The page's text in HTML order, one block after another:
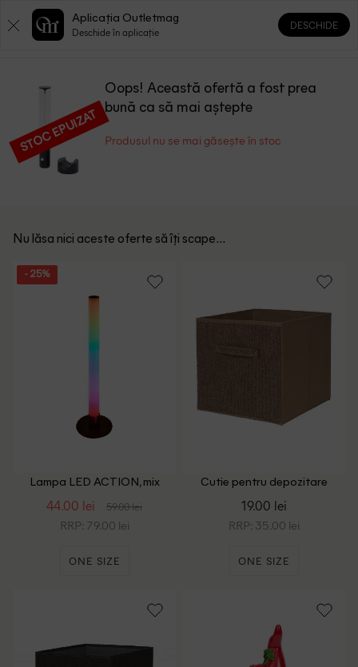
0 0
STOC EPUIZAT
Oops! Această ofertă a fost prea
bună ca să mai aștepte
Produsul nu se mai găsește în stoc
Nu lăsa nici aceste oferte să îți scape...
- 25%
Lampa LED ACTION, mix
44.00 lei 59.00 lei
RRP: 79.00 lei
ONE SIZE
Cutie pentru depozitare
19.00 lei
RRP: 35.00 lei
ONE SIZE
Aplicația Outletmag
Deschide în aplicație
DESCHIDE